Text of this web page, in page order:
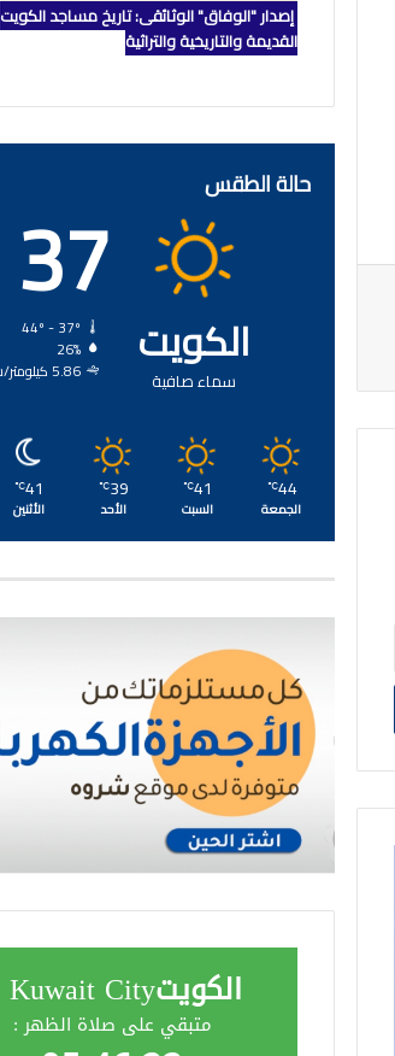
إصدار "الوفاق" الوثائقي: تاريخ مساجد الكويت
القديمة والتاريخية والتراثية
حالة الطقس
الكويت
سماء صافية
37
26%
5.86 كيلومتر/ساعة
44
℃
الجمعة
41
℃
السبت
39
℃
الأحد
41
℃
الأثنين